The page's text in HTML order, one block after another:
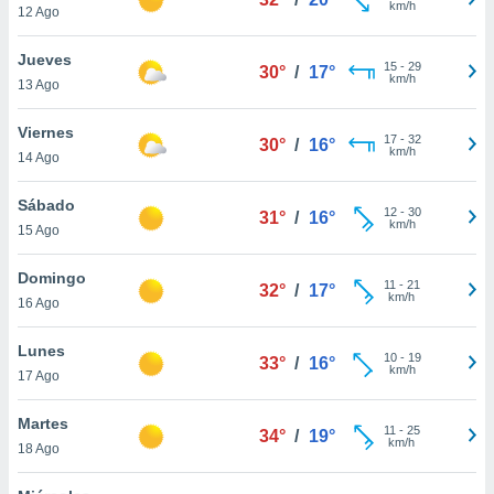
más
nuestra
y
disponible
cookies
aceptar
12 Ago
km/h
Jueves
13 Ago
30° / 17° 15- 29
km/h
Viernes
14 Ago
30° / 16° 17- 32
km/h
Sábado
15 Ago
31° / 16° 12- 30
km/h
Domingo
16 Ago
32° / 17° 11 - 21
km/h
Lunes
17 Ago
33° / 16° 10- 19
km/h
Martes
18 Ago
34° / 19° 11 - 25
km/h